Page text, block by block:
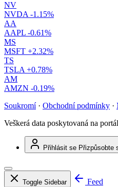
NV
NVDA -1.15%
AA
AAPL -0.61%
MS
MSFT +2.32%
TS
TSLA +0.78%
AM
AMZN -0.19%
Soukromí · Obchodní podmínky ·
Veškerá data poskytovaná na
Přihlásit se Přizpůsobte
Toggle Sidebar
Feed